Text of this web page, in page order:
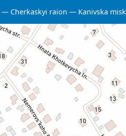
Cherkaskyi raion Kanivska